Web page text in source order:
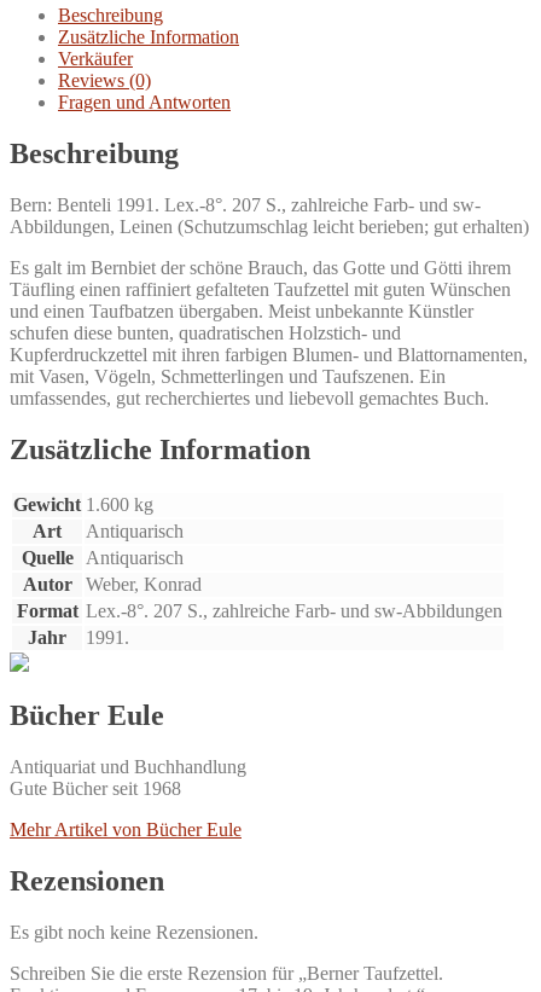
Jahrhundert.
Menge
Beschreibung
Zusätzliche Information
Verkäufer
Reviews (0)
Fragen und Antworten
Beschreibung
Bern: Benteli 1991. Lex.-8°. 207 S., zahlreiche Farb- und sw-
Abbildungen, Leinen (Schutzumschlag leicht berieben; gut erhalten)
Es galt im Bernbiet der schöne Brauch, das Gotte und Götti ihrem
Täufling einen raffiniert gefalteten Taufzettel mit guten Wünschen
und einen Taufbatzen übergaben. Meist unbekannte Künstler
schufen diese bunten, quadratischen Holzstich- und
Kupferdruckzettel mit ihren farbigen Blumen- und Blattornamenten,
mit Vasen, Vögeln, Schmetterlingen und Taufszenen. Ein
umfassendes, gut recherchiertes und liebevoll gemachtes Buch.
Zusätzliche Information
Gewicht 1.600 kg
Art
Antiquarisch
Quelle
Antiquarisch
Autor
Weber, Konrad
Format Lex.-8°. 207 S., zahlreiche Farb- und sw-Abbildungen
Jahr
1991.
Bücher Eule
Antiquariat und Buchhandlung
Gute Bücher seit 1968
Mehr Artikel von Bücher Eule
Rezensionen
Es gibt noch keine Rezensionen.
Schreiben Sie die erste Rezension für „Berner Taufzettel.